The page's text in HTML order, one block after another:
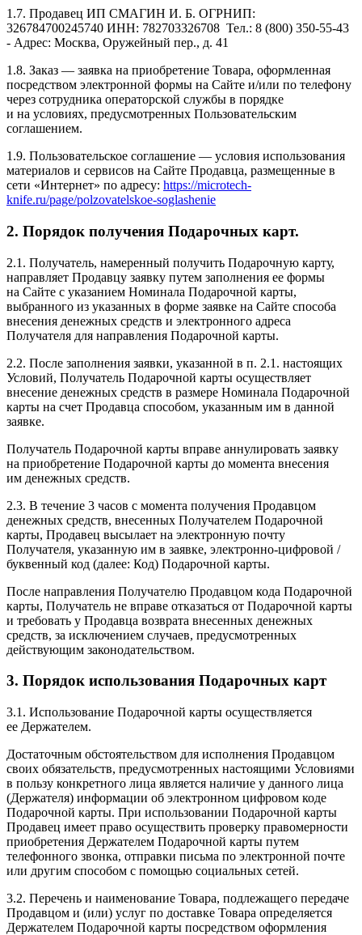
1.7. Продавец ИП СМАГИН И. Б. ОГРНИП:
326784700245740 ИНН: 782703326708 Тел.: 8 (800) 350-55-43
- Адрес: Москва, Оружейный пер., д. 41
1.8. Заказ — заявка на приобретение Товара, оформленная
посредством электронной формы на Сайте и/или по телефону
через сотрудника операторской службы в порядке
и на условиях, предусмотренных Пользовательским
соглашением.
1.9. Пользовательское соглашение — условия использования
материалов и сервисов на Сайте Продавца, размещенные в
сети «Интернет» по адресу: https://microtech-
knife.ru/page/polzovatelskoe-soglashenie
2. Порядок получения Подарочных карт.
2.1. Получатель, намеренный получить Подарочную карту,
направляет Продавцу заявку путем заполнения ее формы
на Сайте с указанием Номинала Подарочной карты,
выбранного из указанных в форме заявке на Сайте способа
внесения денежных средств и электронного адреса
Получателя для направления Подарочной карты.
2.2. После заполнения заявки, указанной в п. 2.1. настоящих
Условий, Получатель Подарочной карты осуществляет
внесение денежных средств в размере Номинала Подарочной
карты на счет Продавца способом, указанным им в данной
заявке.
Получатель Подарочной карты вправе аннулировать заявку
на приобретение Подарочной карты до момента внесения
им денежных средств.
2.3. В течение 3 часов с момента получения Продавцом
денежных средств, внесенных Получателем Подарочной
карты, Продавец высылает на электронную почту
Получателя, указанную им в заявке, электронно-цифровой /
буквенный код (далее: Код) Подарочной карты.
После направления Получателю Продавцом кода Подарочной
карты, Получатель не вправе отказаться от Подарочной карты
и требовать у Продавца возврата внесенных денежных
средств, за исключением случаев, предусмотренных
действующим законодательством.
3. Порядок использования Подарочных карт
3.1. Использование Подарочной карты осуществляется
ее Держателем.
Достаточным обстоятельством для исполнения Продавцом
своих обязательств, предусмотренных настоящими Условиями
в пользу конкретного лица является наличие у данного лица
(Держателя) информации об электронном цифровом коде
Подарочной карты. При использовании Подарочной карты
Продавец имеет право осуществить проверку правомерности
приобретения Держателем Подарочной карты путем
телефонного звонка, отправки письма по электронной почте
или другим способом с помощью социальных сетей.
3.2. Перечень и наименование Товара, подлежащего передаче
Продавцом и (или) услуг по доставке Товара определяется
Держателем Подарочной карты посредством оформления